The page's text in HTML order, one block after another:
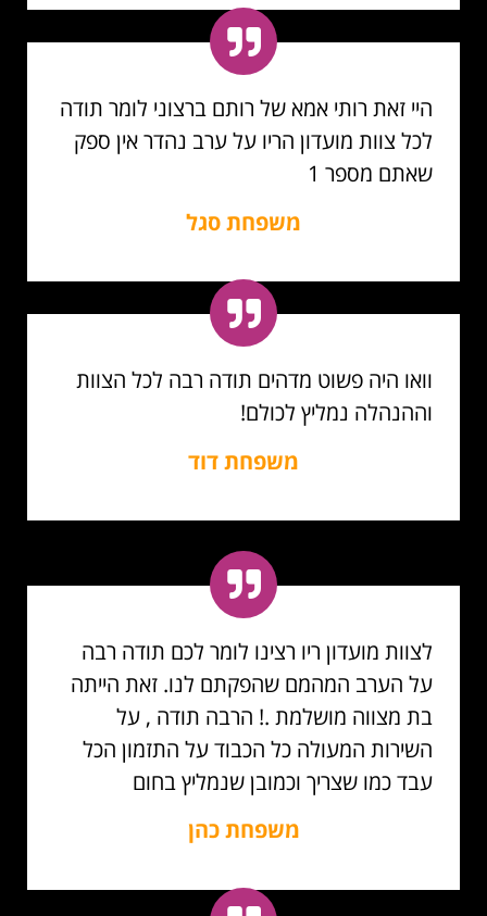
היי זאת רותי אמא של רותם ברצוני לומר תודה
לכל צוות מועדון הריו על ערב נהדר אין ספק
שאתם מספר 1
משפחת סגל
וואו היה פשוט מדהים תודה רבה לכל הצוות
וההנהלה נמליץ לכולם!
משפחת דוד
לצוות מועדון ריו רצינו לומר לכם תודה רבה
על הערב המהמם שהפקתם לנו. זאת הייתה
בת מצווה מושלמת .! הרבה תודה , על
השירות המעולה כל הכבוד על התזמון הכל
עבד כמו שצריך וכמובן שנמליץ בחום
משפחת כהן